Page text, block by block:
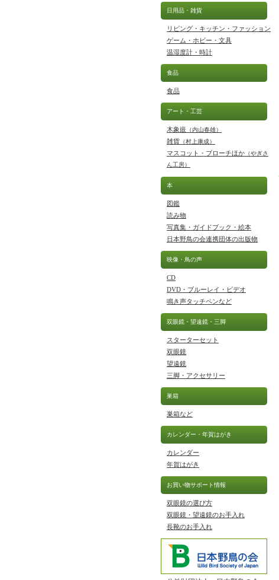
日用品・雑貨
リビング・キッチン・ファッション
ゲーム・ホビー・文具
温湿度計・時計
食品
食品
アート・工芸
木象嵌 （内山春雄）
雑貨 （村上康成）
マスコット・ブローチほか （やぎさ
ん工房）
本
図鑑
読み物
写真集・ガイドブック・絵本
日本野鳥の会連携団体の出版物
映像・鳥の声
CD
DVD・ブルーレイ・ビデオ
鳴き声タッチペンなど
双眼鏡・望遠鏡・三脚
スターターセット
双眼鏡
望遠鏡
三脚・アクセサリー
巣箱
巣箱など
カレンダー・年賀はがき
カレンダー
年賀はがき
お買い物サポート情報
双眼鏡の選び方
双眼鏡・望遠鏡のお手入れ
長靴のお手入れ